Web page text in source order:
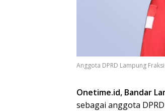
Anggota DPRD Lampung
Onetime.id, Bandar
sebagai anggota